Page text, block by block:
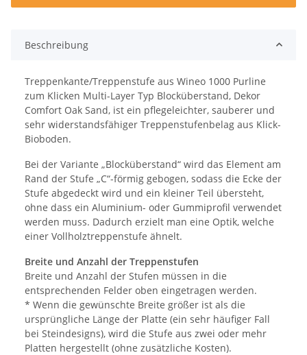
Beschreibung
Treppenkante/Treppenstufe aus Wineo 1000 Purline
zum Klicken Multi-Layer Typ Blocküberstand, Dekor
Comfort Oak Sand, ist ein pflegeleichter, sauberer und
sehr widerstandsfähiger Treppenstufenbelag aus Klick-
Bioboden.
Bei der Variante „Blocküberstand“ wird das Element am
Rand der Stufe „C“-förmig gebogen, sodass die Ecke der
Stufe abgedeckt wird und ein kleiner Teil übersteht,
ohne dass ein Aluminium- oder Gummiprofil verwendet
werden muss. Dadurch erzielt man eine Optik, welche
einer Vollholztreppenstufe ähnelt.
Breite und Anzahl der Treppenstufen
Breite und Anzahl der Stufen müssen in die
entsprechenden Felder oben eingetragen werden.
* Wenn die gewünschte Breite größer ist als die
ursprüngliche Länge der Platte (ein sehr häufiger Fall
bei Steindesigns), wird die Stufe aus zwei oder mehr
Platten hergestellt (ohne zusätzliche Kosten).